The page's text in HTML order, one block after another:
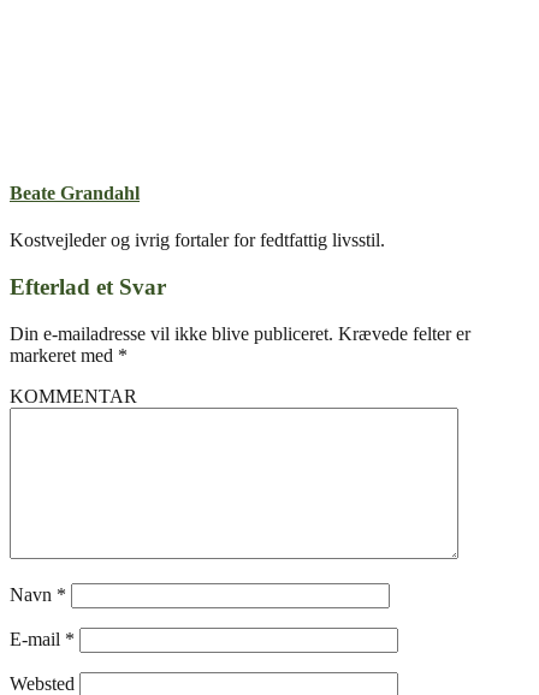
Beate Grandahl
Kostvejleder og ivrig fortaler for fedtfattig livsstil.
Efterlad et Svar
Din e-mailadresse vil ikke blive publiceret. Krævede felter er
markeret med *
KOMMENTAR
Navn *
E-mail *
Websted